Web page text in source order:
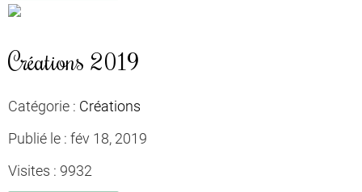
Créations 2019
Catégorie : Créations
Publié le : fév 18, 2019
Visites : 9932